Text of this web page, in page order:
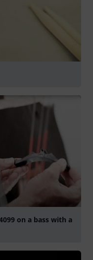
on a bass with a